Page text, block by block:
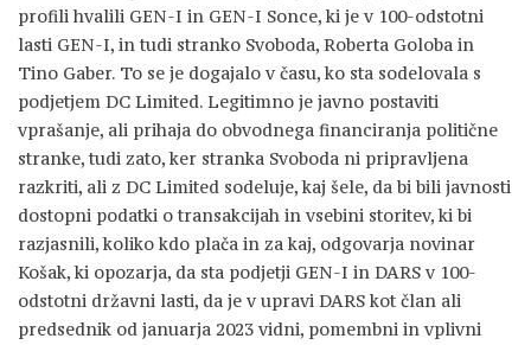
profili hvalili GEN-I in GEN-I Sonce, ki je v 100-odstotni
lasti GEN-I, in tudi stranko Svoboda, Roberta Goloba in
Tino Gaber. To se je dogajalo v času, ko sta sodelovala s
podjetjem DC Limited. Legitimno je javno postaviti
vprašanje, ali prihaja do obvodnega financiranja politične
stranke, tudi zato, ker stranka Svoboda ni pripravljena
razkriti, ali z DC Limited sodeluje, kaj šele, da bi bili javnosti
dostopni podatki o transakcijah in vsebini storitev, ki bi
razjasnili, koliko kdo plača in za kaj, odgovarja novinar
Košak, ki opozarja, da sta podjetji GEN-I in DARS v 100-
odstotni državni lasti, da je v upravi DARS kot član ali
predsednik od januarja 2023 vidni, pomembni in vplivni